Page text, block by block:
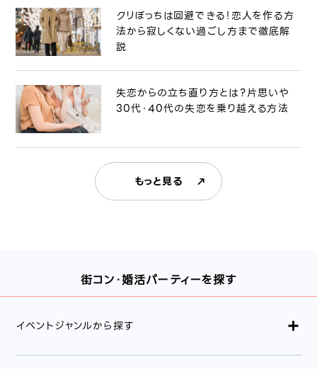
クリぼっちは回避できる！恋人を作る方
法から寂しくない過ごし方まで徹底解
説
失恋からの立ち直り方とは？片思いや
30代・40代の失恋を乗り越える方法
もっと見る
街コン・婚活パーティーを探す
イベントジャンルから探す